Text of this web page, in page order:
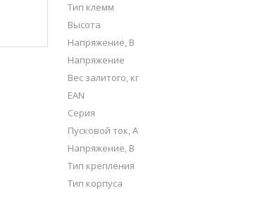
Тип клемм
Высота
Напряжение, В
Напряжение
Вес залитого, кг
EAN
Серия
Пусковой ток, А
Напряжение, B
Тип крепления
Тип корпуса